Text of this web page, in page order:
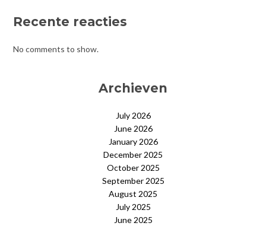
Recente reacties
No comments to show.
Archieven
July 2026
June 2026
January 2026
December 2025
October 2025
September 2025
August 2025
July 2025
June 2025